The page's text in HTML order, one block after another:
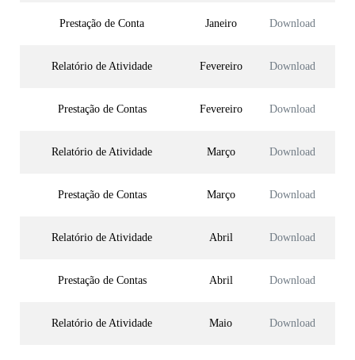
Prestação de Conta Janeiro Download
Relatório de Atividade Fevereiro Download
Prestação de Contas Fevereiro Download
Relatório de Atividade Março Download
Prestação de Contas Março Download
Relatório de Atividade Abril Download
Prestação de Contas Abril Download
Relatório de Atividade Maio Download